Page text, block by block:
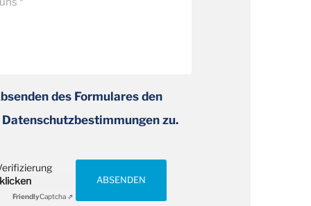
des Formulares den
zu.
FriendlyCaptcha ⇗
ABSENDEN